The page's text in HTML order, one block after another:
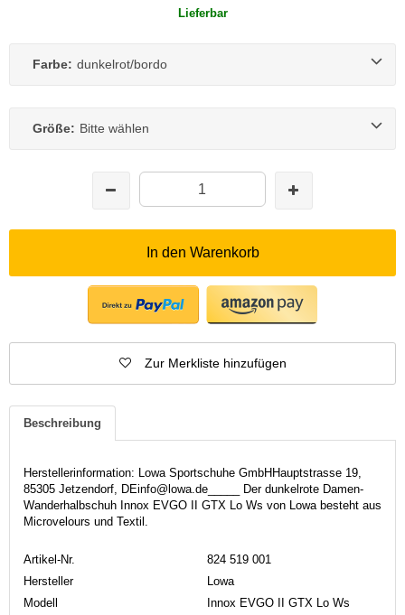
Lieferbar
Farbe: dunkelrot/bordo
Größe: Bitte wählen
In den Warenkorb
Zur Merkliste hinzufügen
Beschreibung
Herstellerinformation: Lowa Sportschuhe GmbHHauptstrasse 19,
85305 Jetzendorf, DEinfo@lowa.de_____ Der dunkelrote Damen-
Wanderhalbschuh Innox EVGO II GTX Lo Ws von Lowa besteht aus
Microvelours und Textil.
Artikel-Nr.
824 519 001
Hersteller
Lowa
Modell
Innox EVGO II GTX Lo Ws